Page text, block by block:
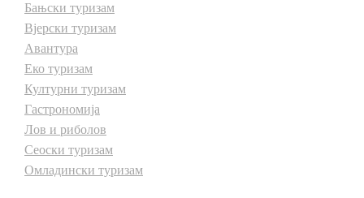
Смјештај
Мултимедија
Фото
Видео
Бањски туризам
Вјерски туризам
Авантура
Еко туризам
Културни туризам
Гастрономија
Лов и риболов
Сеоски туризам
Омладински туризам